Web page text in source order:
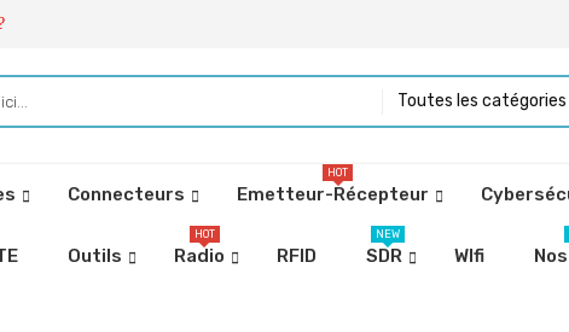
Toutes les catégories
Connecteurs Emetteur-Récepteur
HOT
Outils Radio
HOT
RFID SDR
NEW
WIfi